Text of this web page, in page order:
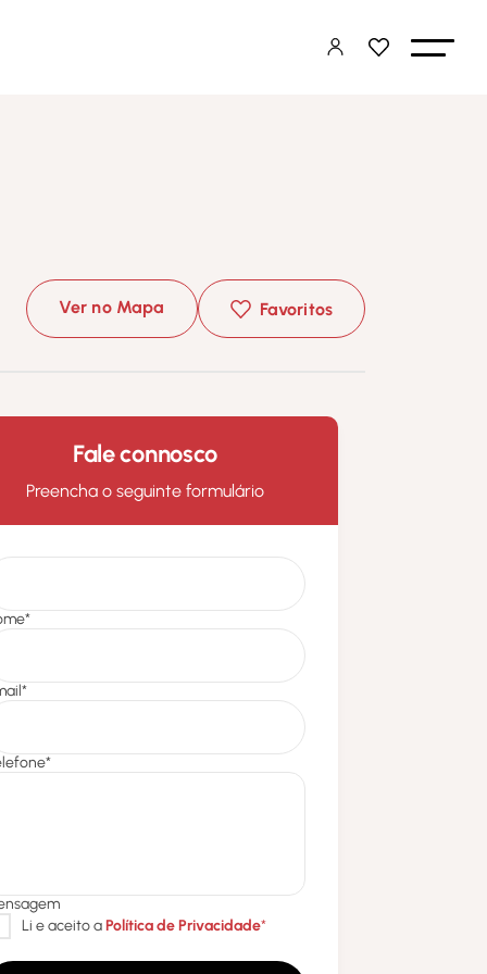
Ver no Mapa Favoritos
Fale connosco
Preencha o seguinte formulário